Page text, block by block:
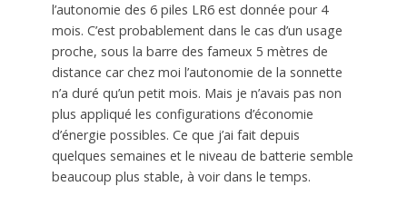
l’autonomie des 6 piles LR6 est donnée pour 4
mois. C’est probablement dans le cas d’un usage
proche, sous la barre des fameux 5 mètres de
distance car chez moi l’autonomie de la sonnette
n’a duré qu’un petit mois. Mais je n’avais pas non
plus appliqué les configurations d’économie
d’énergie possibles. Ce que j’ai fait depuis
quelques semaines et le niveau de batterie semble
beaucoup plus stable, à voir dans le temps.